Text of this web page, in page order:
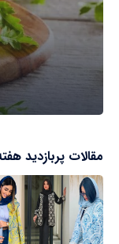
مقالات پربازدید